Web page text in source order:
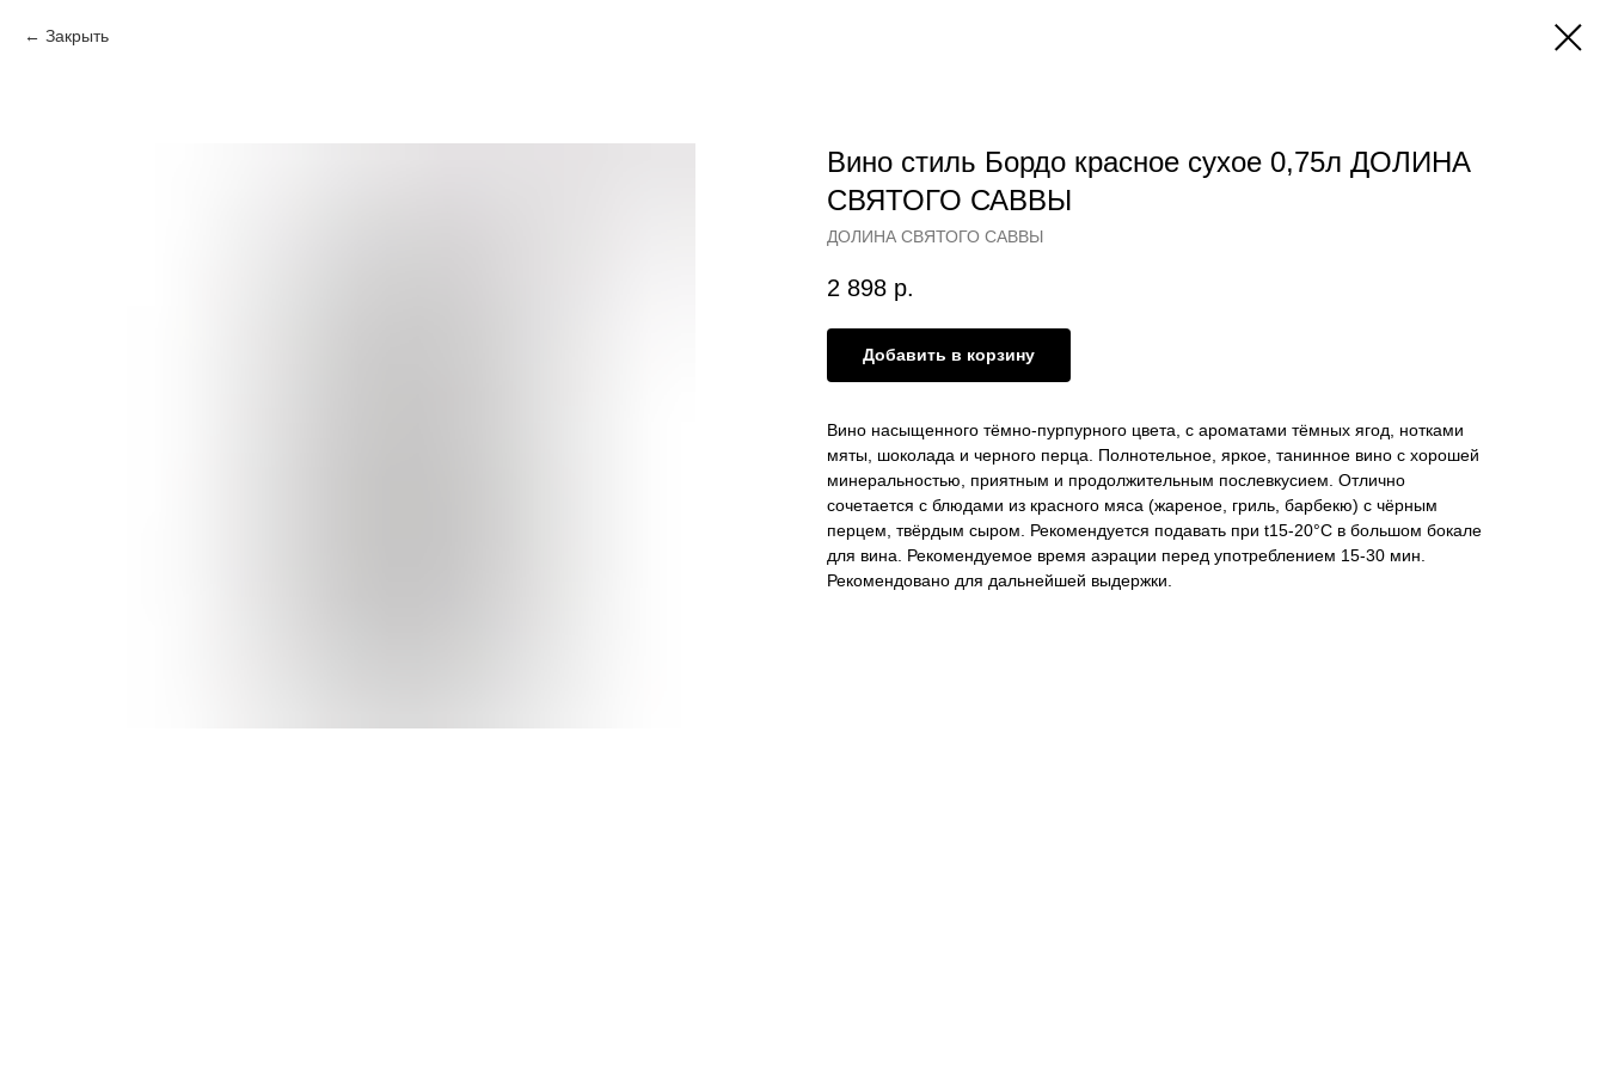
Закрыть
Вино стиль Бордо красное сухое 0,75л ДОЛИНА
СВЯТОГО САВВЫ
ДОЛИНА СВЯТОГО САВВЫ
2 898 р.
Добавить в корзину
Вино насыщенного тёмно-пурпурного цвета, с ароматами тёмных ягод, нотками
мяты, шоколада и черного перца. Полнотельное, яркое, танинное вино с хорошей
минеральностью, приятным и продолжительным послевкусием. Отлично
сочетается с блюдами из красного мяса (жареное, гриль, барбекю) с чёрным
перцем, твёрдым сыром. Рекомендуется подавать при t15-20°С в большом бокале
для вина. Рекомендуемое время аэрации перед употреблением 15-30 мин.
Рекомендовано для дальнейшей выдержки.